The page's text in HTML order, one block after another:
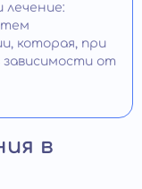
лечение:
которая, при
зависимости от
в